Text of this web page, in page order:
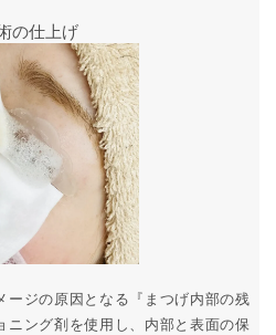
の仕上げ
ージの原因となる『まつげ内部の残
ニング剤を使用し、内部と表面の保